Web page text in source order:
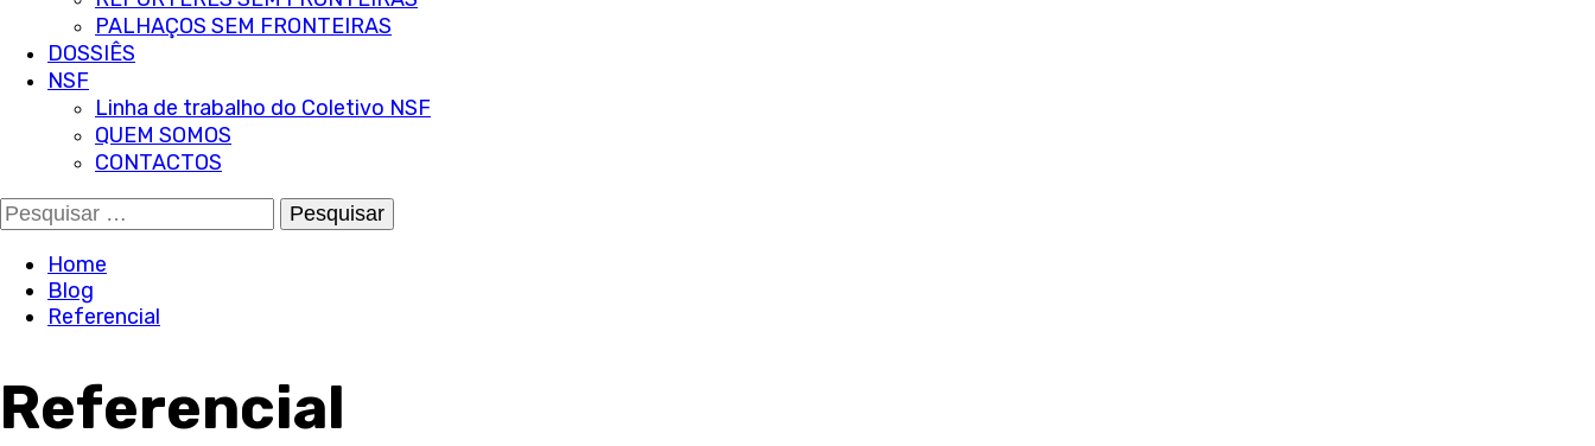
PALHAÇOS SEM FRONTEIRAS
DOSSIÊS
NSF
Linha de trabalho do Coletivo NSF
QUEM SOMOS
CONTACTOS
Pesquisar
por:
Home
Blog
Referencial
Referencial